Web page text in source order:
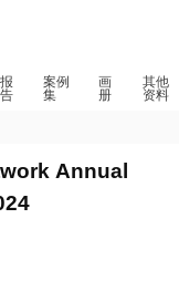
报
告
案例
集
画
册
其他
资料
Annual